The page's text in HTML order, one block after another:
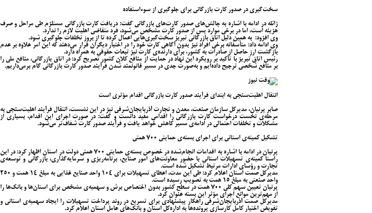
سخت‌گیری در صدور کارت بازرگانی برای جلوگیری از سوءاستفاده
ژائله در ادامه با اشاره به چالش‌های صدور کارت‌های بازرگانی گفت: دریافت کارت بازرگانی مستلزم طی مراحل و صرف
هزینه است، اما در برخی موارد پس از صدور کارت مشخص می‌شود، فرد متقاضی اهلیت لازم را ندارد.
وی افزود: به همین دلیل اتاق بازرگانی تبریز سخت‌گیری‌هایی اعمال کرده تا از بروز تخلفات جلوگیری شود.
وی ادامه داد: متأسفانه برخی افراد نیز بدون آگاهی کارت خود را در اختیار دیگران قرار می‌دهند که این امر علاوه بر عدم
بازگشت ارز حاصل از صادرات به کشور، برای دارنده‌ی کارت نیز تبعات حقوقی به همراه دارد.
رئیس اتاق تبریز با تأکید بر رویکرد این نهاد در حمایت از منافع کلان کشور تصریح کرد: در اتاق بازرگانی، منافع ملی را
بر منافع شخصی ترجیح داده‌ایم و به‌صورت جدی در مسیر قانونمند شدن فرآیند صدور کارت بازرگانی گام برمی‌داریم.
انتقال اهلیت‌سنجی به ابتدای فرآیند صدور کارت بازرگانی اقدام مؤثری است
صابر پرنیان، مدیرکل سازمان صنعت، معدن و تجارت آذربایجان‌شرقی نیز در این نشست، انتقال فرآیند اهلیت‌سنجی به
مرحله‌ی نخست درخواست کارت بازرگانی را اقدامی مفید دانست و گفت: در صورت اجرای این اقدام، بسیاری از
مشکلات و تخلفات احتمالی در ادامه‌ی مسیر کاهش خواهد یافت و فرآیند صدور کارت شفاف‌تر می‌شود.
تشکیل کمیته‌ی استانی برای اجرای بسته‌ی حمایتی ۷۰۰ همتی
پرنیان در ادامه با اشاره به اقدامات انجام‌شده در خصوص بسته‌ی حمایتی ۷۰۰ همتی دولت در استان اظهار کرد: در این
راستا کمیته‌ی تسهیلات استانی با حضور معاونت‌های امور صنایع، برنامه‌ریزی و سرمایه‌گذاری، بازرگانی و توسعه‌ی
تجارت و رؤسای ادارات مرتبط تشکیل شده است.
مدیرکل صمت استان اعلام کرد: طی این مدت، اعطای تسهیلات برای ۱۰۴ واحد صنایع غذایی به مبلغ ۱۴ همت و ۲۵۰
واحد صنعتی به مبلغ ۱۵ همت به تصویب رسیده است.
پرنیان تعیین سهم کلی ۷۰۰ همت در سطح کشور بدون اختصاص برش و سهمیه‌ی مشخص برای استان‌ها و بانک‌ها را
از مهم‌ترین موانع اجرای مؤثر این بسته عنوان کرد.
مدیرکل صمت آذربایجان‌شرقی راهکار پیشنهادی برای تسریع در روند پرداخت تسهیلات را ایجاد سهمیه‌ی استانی و
تفویض اختیار کامل کارسازی پرونده‌ها به اداره‌کل استان و بانک‌های عامل استان اعلام کرد.